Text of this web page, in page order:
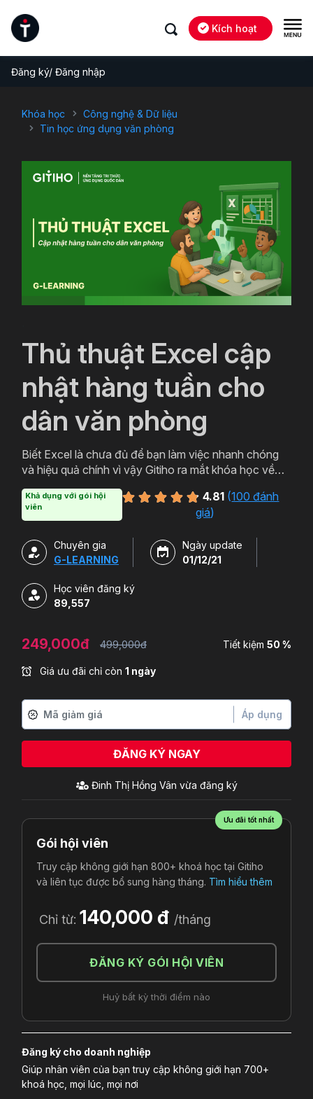
Kích hoạt
Đăng ký/ Đăng nhập
Khóa học
Công nghệ & Dữ liệu
Tin học ứng dụng văn phòng
Thủ thuật Excel cập
nhật hàng tuần cho
dân văn phòng
Biết Excel là chưa đủ để bạn làm việc nhanh chóng
và hiệu quả chính vì vậy Gitiho ra mắt khóa học về
văn phòng sẽ tự tin thao tác về những hàm, công cụ
trong Excel và ứng dụng để giải quyết công việc một
Khả dụng với gói hội
viên
4.81 (100 đánh
giá)
Chuyên gia
G-LEARNING
Ngày update
01/12/21
Học viên đăng ký
89,557
249,000đ 499,000đ Tiết kiệm 50 %
Giá ưu đãi chỉ còn 1 ngày
Áp dụng
ĐĂNG KÝ NGAY
Đinh Thị Hồng Vân vừa đăng ký
Ưu đãi tốt nhất
Gói hội viên
Truy cập không giới hạn 800+ khoá học tại Gitiho
và liên tục được bổ sung hàng tháng. Tìm hiểu thêm
Chỉ từ: 140,000 đ /tháng
ĐĂNG KÝ GÓI HỘI VIÊN
Huỷ bất kỳ thời điểm nào
Đăng ký cho doanh nghiệp
Giúp nhân viên của bạn truy cập không giới hạn 700+
khoá học, mọi lúc, mọi nơi